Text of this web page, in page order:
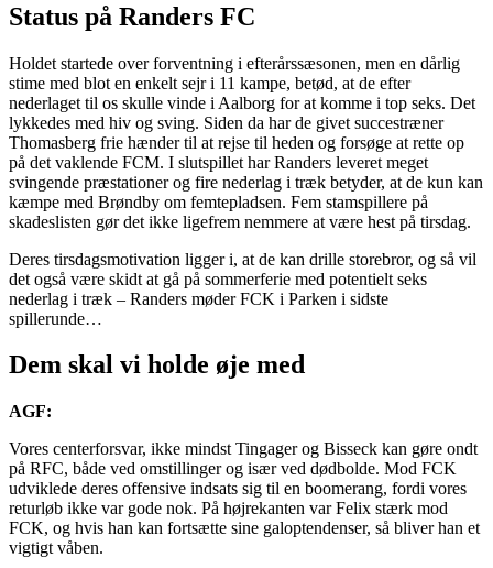
Status på Randers FC
Holdet startede over forventning i efterårssæsonen, men en dårlig
stime med blot en enkelt sejr i 11 kampe, betød, at de efter
nederlaget til os skulle vinde i Aalborg for at komme i top seks. Det
lykkedes med hiv og sving. Siden da har de givet succestræner
Thomasberg frie hænder til at rejse til heden og forsøge at rette op
på det vaklende FCM. I slutspillet har Randers leveret meget
svingende præstationer og fire nederlag i træk betyder, at de kun kan
kæmpe med Brøndby om femtepladsen. Fem stamspillere på
skadeslisten gør det ikke ligefrem nemmere at være hest på tirsdag.
Deres tirsdagsmotivation ligger i, at de kan drille storebror, og så vil
det også være skidt at gå på sommerferie med potentielt seks
nederlag i træk – Randers møder FCK i Parken i sidste
spillerunde…
Dem skal vi holde øje med
AGF:
Vores centerforsvar, ikke mindst Tingager og Bisseck kan gøre ondt
på RFC, både ved omstillinger og især ved dødbolde. Mod FCK
udviklede deres offensive indsats sig til en boomerang, fordi vores
returløb ikke var gode nok. På højrekanten var Felix stærk mod
FCK, og hvis han kan fortsætte sine galoptendenser, så bliver han et
vigtigt våben.